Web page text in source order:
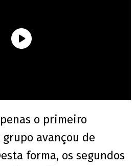
o primeiro
avançou de
forma, os segundos